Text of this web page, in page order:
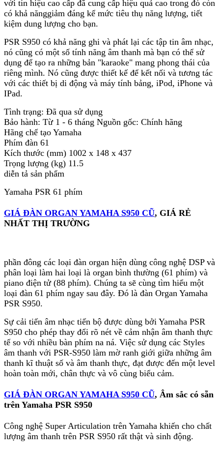
cho chất lượng âm thanh trên PSR S950 rất thật và
sinh động.
Đặc điểm của kỹ thuật Super Articulation cho hiệu
quả và âm sắc thực tế. Nhắm mắt lại và cảm nhận
âm thanh khác nhau và bạn sẽ cho rằng bạn đang
cảm giác âm thanh chính xác; nó là thành phần rất
hiệu quả của kỷ thuật và là một bổ sung tuyệt vời
cho Yamaha PSR S950.
thuật khác nhau tạo ra hiệu suất âm thanh như: slide
ngón tay khi chơi guitar và bass, hiệu ứng vocal…
Khi được dùng trong các Styles, Voice Mega cung
cấp hầu hết âm thanh đệm của các nhạc cụ.
GIÁ ĐÀN ORGAN YAMAHA S950 CŨ
dùng
Có một số lượng lớn các chức năng và các tính
năng tích hợp với Yamaha PSR S950. Khi bạn lần
trước nhất nhìn thấy nó, bạn sẽ được biểu thị với
một lượng lớn nút các điều khiển và các tính năng
bắt đầu, vì nó có khả năng sẽ làm họ rắc rối trong
việc xử lý các điều khiển.
Một khi bạn trở nên thân thuộc với cách sắp xếp
của PSR S950, bạn sẽ thấy nó trở nên dễ dàng hơn
nhiều để chơi.
Kết nối
Nếu bạn thích hát trong khi chơiđàn, Yamaha PSR
S950 có một đầu vào cho một micro mà sẽ cho
phép bạn hát cùng với hiệu suất của bạn. Nó có tính
năng bỏ qua việc ghi âm nếu bạn muốn.
PSR S950 dùng Vocal Harmony 2 chép lại những
bản nhạc của các nhạc sĩ chuyên nghiệp một cách
vậy khi chơi Organ S950 bạn sẽ cảm thấy như mình
đang được chơi với các nhạc sĩ chuyên nghiệp, sẽ
với tín hiệu cao cấp đã cung cấp hiệu quả cao trong đó còn
có khả nănggiảm đáng kể mức tiêu thụ năng lượng, tiết
kiệm dung lượng cho bạn.
PSR S950 có khả năng ghi và phát lại các tập tin âm nhạc,
nó cũng có một số tính năng âm thanh mà bạn có thể sử
dụng để tạo ra những bản "karaoke" mang phong thái của
riêng mình. Nó cũng được thiết kế để kết nối và tương tác
với các thiết bị di động và máy tính bảng, iPod, iPhone và
IPad.
Tình trạng: Đã qua sử dụng
Bảo hành: Từ 1 - 6 tháng Nguồn gốc: Chính hãng
Hãng chế tạo Yamaha
Phím đàn 61
Kích thước (mm) 1002 x 148 x 437
Trọng lượng (kg) 11.5
diễn tả sản phẩm
Yamaha PSR 61 phím
GIÁ ĐÀN ORGAN YAMAHA S950 CŨ, GIÁ RẺ
NHẤT THỊ TRƯỜNG
phần đông các loại đàn organ hiện dùng công nghệ DSP và
phân loại làm hai loại là organ bình thường (61 phím) và
piano điện tử (88 phím). Chúng ta sẽ cùng tìm hiểu một
loại đàn 61 phím ngay sau đây. Đó là đàn Organ Yamaha
PSR S950.
Sự cải tiến âm nhạc tiến bộ được dùng bởi Yamaha PSR
S950 cho phép thay đổi rõ nét về cảm nhận âm thanh thực
tế so với nhiều bàn phím na ná. Việc sử dụng các Styles
âm thanh với PSR-S950 làm mờ ranh giới giữa những âm
thanh kĩ thuật số và âm thanh thực, đạt được đến một level
hoàn toàn mới, chân thực và vô cùng biểu cảm.
GIÁ ĐÀN ORGAN YAMAHA S950 CŨ, Âm sắc có sẵn
trên Yamaha PSR S950
Công nghệ Super Articulation trên Yamaha khiến cho chất
lượng âm thanh trên PSR S950 rất thật và sinh động.